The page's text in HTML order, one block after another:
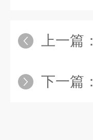
上一篇：
下一篇：